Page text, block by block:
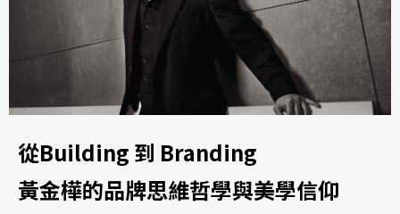
從Building 到 Branding
黃金樺的品牌思維哲學與美學信仰